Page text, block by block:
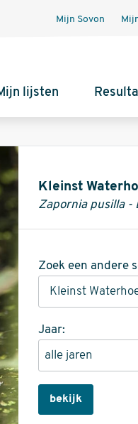
Mijn Sovon
lijsten
Informatie
Kleinst
Zapornia pusilla -
Zoek een andere
Jaar:
bekijk